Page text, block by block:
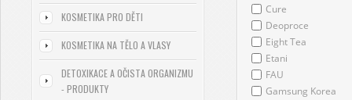
KOSMETIKA PRO DĚTI
KOSMETIKA NA TĚLO A VLASY
DETOXIKACE A OČISTA ORGANIZMU
- PRODUKTY
Cure
Deoproce
Eight Tea
Etani
FAU
Gamsung Korea